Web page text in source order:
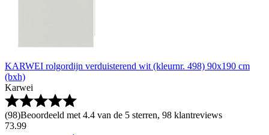
KARWEI rolgordijn verduisterend wit (kleurnr. 498) 90x190 cm
(bxh)
Karwei
(98)Beoordeeld met 4.4 van de 5 sterren, 98 klantreviews
73.99